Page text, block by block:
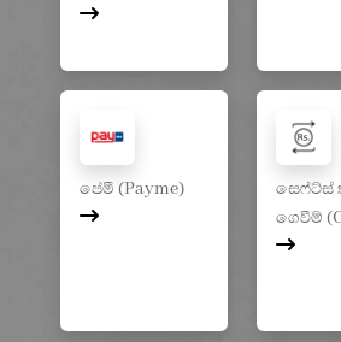
පේමී (Payme)
සෙෆ්ට්ස්
ගෙවීම්